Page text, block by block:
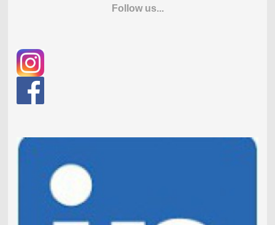
Follow us...